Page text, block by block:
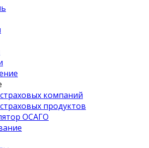
компаний
продуктов
ОСАГО